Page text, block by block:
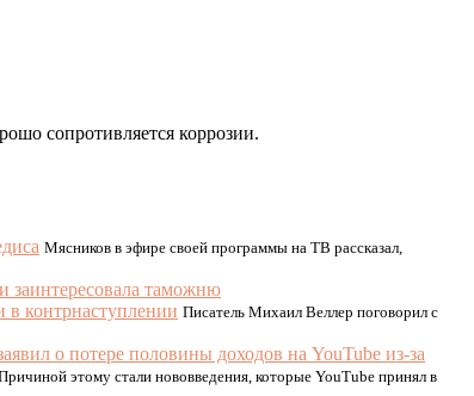
сопротивляется коррозии.
Мясников в эфире своей программы на ТВ рассказал,
заинтересовала таможню
в контрнаступлении Писатель Михаил Веллер поговорил с
о потере половины доходов на YouTube из-за
этому стали нововведения, которые YouTube принял в